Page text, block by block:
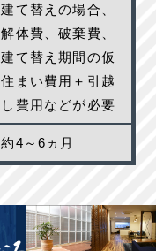
建て替えの場合、
解体費、破棄費、
建て替え期間の仮
住まい費用＋引越
し費用などが必要
約4～6ヵ月